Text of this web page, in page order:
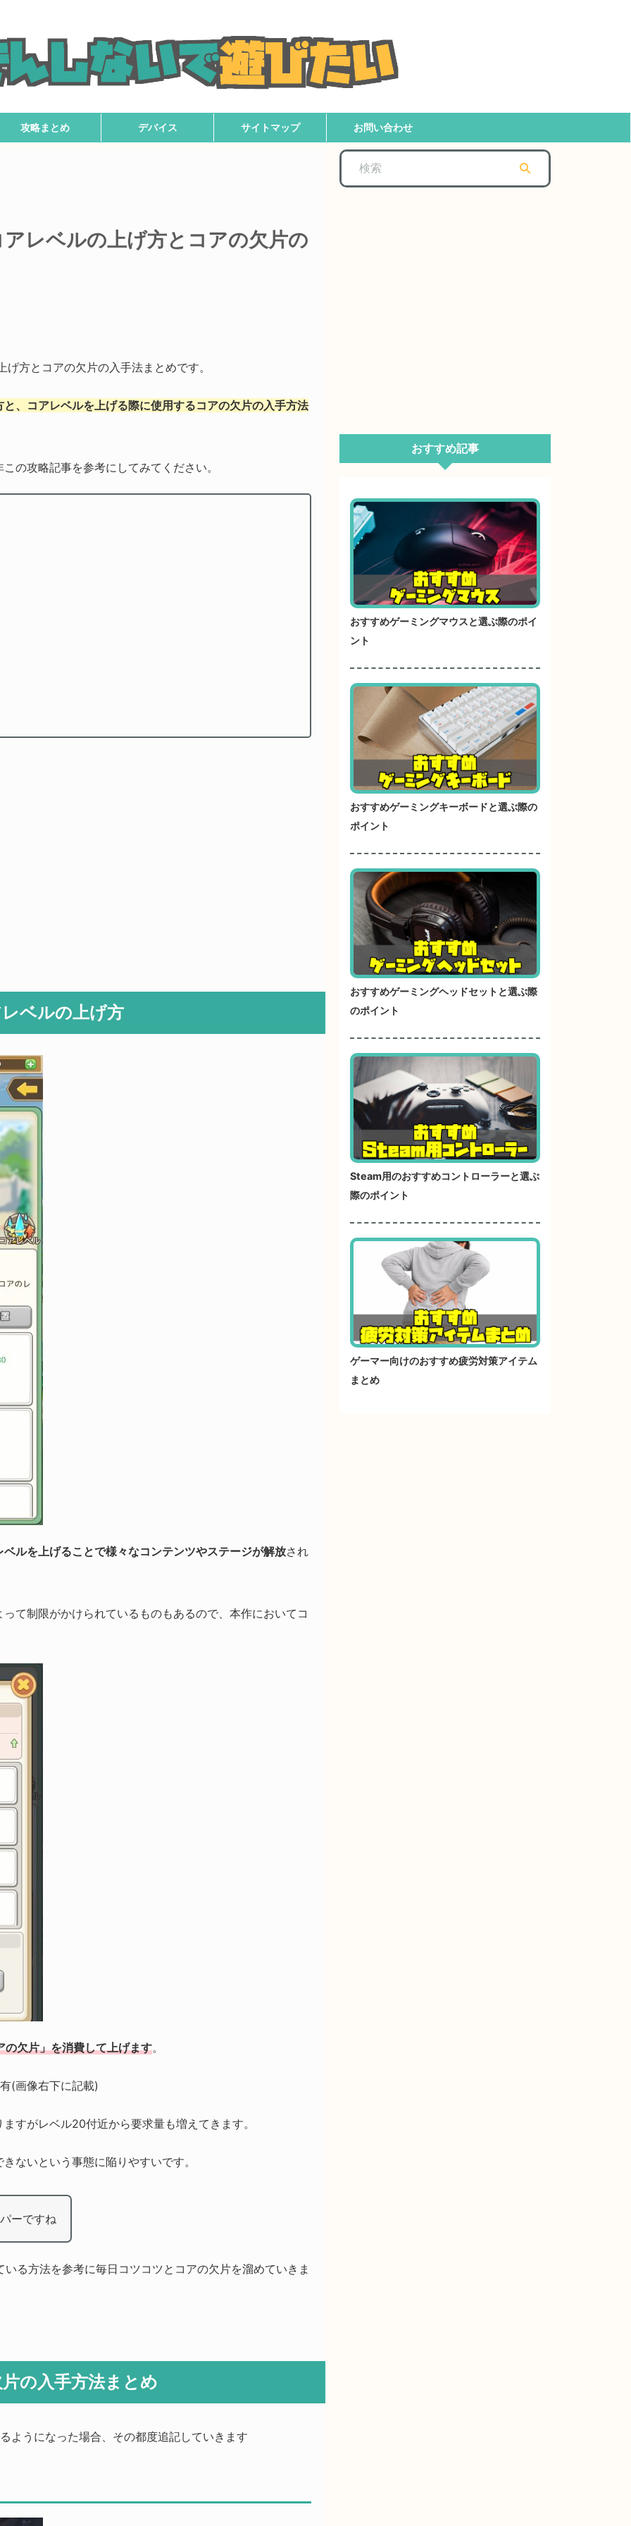
攻略まとめ デバイス サイトマップ お問い合わせ
レベルの上げ方とコアの欠片の
方とコアの欠片の入手法まとめです。
、コアレベルを上げる際に使用するコアの欠片の入手方法
の攻略記事を参考にしてみてください。
ベルの上げ方
ベルを上げることで様々なコンテンツやステージが解放され
て制限がかけられているものもあるので、本作においてコ
の欠片」を消費して上げます。
(画像右下に記載)
すがレベル20付近から要求量も増えてきます。
ないという事態に陥りやすいです。
ーですね
いる方法を参考に毎日コツコツとコアの欠片を溜めていきま
の入手方法まとめ
ようになった場合、その都度追記していきます
おすすめ記事
おすすめゲーミングマウスと選ぶ際のポイ
ント
おすすめゲーミングキーボードと選ぶ際の
ポイント
おすすめゲーミングヘッドセットと選ぶ際
のポイント
Steam用のおすすめコントローラーと選ぶ
際のポイント
ゲーマー向けのおすすめ疲労対策アイテム
まとめ